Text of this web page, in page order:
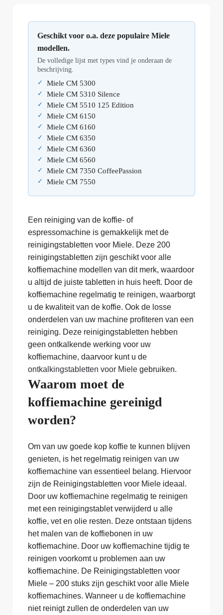
Geschikt voor o.a. deze populaire Miele
modellen.
De volledige lijst met types vind je onderaan de
beschrijving.
Miele CM 5300
Miele CM 5310 Silence
Miele CM 5510 125 Edition
Miele CM 6150
Miele CM 6160
Miele CM 6350
Miele CM 6360
Miele CM 6560
Miele CM 7350 CoffeePassion
Miele CM 7550
Een reiniging van de koffie- of
espressomachine is gemakkelijk met de
reinigingstabletten voor Miele. Deze 200
reinigingstabletten zijn geschikt voor alle
koffiemachine modellen van dit merk, waardoor
u altijd de juiste tabletten in huis heeft. Door de
koffiemachine regelmatig te reinigen, waarborgt
u de kwaliteit van de koffie. Ook de losse
onderdelen van uw machine profiteren van een
reiniging. Deze reinigingstabletten hebben
geen ontkalkende werking voor uw
koffiemachine, daarvoor kunt u de
ontkalkingstabletten voor Miele gebruiken.
Waarom moet de
koffiemachine gereinigd
worden?
Om van uw goede kop koffie te kunnen blijven
genieten, is het regelmatig reinigen van uw
koffiemachine van essentieel belang. Hiervoor
zijn de Reinigingstabletten voor Miele ideaal.
Door uw koffiemachine regelmatig te reinigen
met een reinigingstablet verwijderd u alle
koffie, vet en olie resten. Deze ontstaan tijdens
het malen van de koffiebonen in uw
koffiemachine. Door uw koffiemachine tijdig te
reinigen voorkomt u problemen aan uw
koffiemachine. De Reinigingstabletten voor
Miele – 200 stuks zijn geschikt voor alle Miele
koffiemachines. Wanneer u de koffiemachine
niet reinigt zullen de onderdelen van uw